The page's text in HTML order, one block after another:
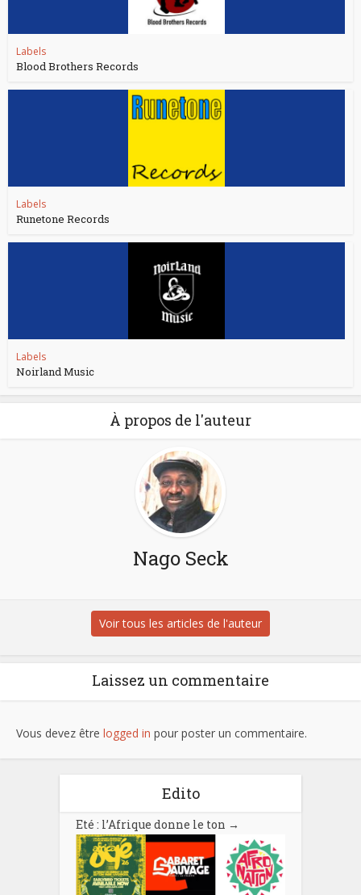
Labels
Blood Brothers Records
Labels
Runetone Records
Labels
Noirland Music
À propos de l'auteur
Nago Seck
Voir tous les articles de l'auteur
Laissez un commentaire
Vous devez être logged in pour poster un commentaire.
Edito
Eté : l’Afrique donne le ton →